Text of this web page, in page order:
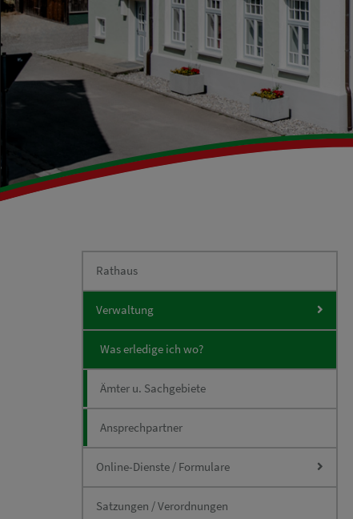
Rathaus
Verwaltung
Was erledige ich wo?
Ämter u. Sachgebiete
Ansprechpartner
Online-Dienste / Formulare
Satzungen / Verordnungen